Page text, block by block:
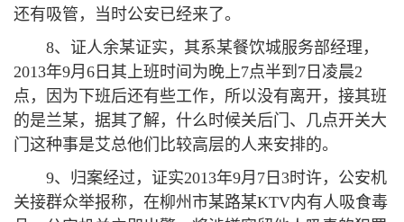
还有吸管，当时公安已经来了。
8、证人余某证实，其系某餐饮城服务部经理，
2013年9月6日其上班时间为晚上7点半到7日凌晨2
点，因为下班后还有些工作，所以没有离开，接其班
的是兰某，据其了解，什么时候关后门、几点开关大
门这种事是艾总他们比较高层的人来安排的。
9、归案经过，证实2013年9月7日3时许，公安机
关接群众举报称，在柳州市某路某KTV内有人吸食毒